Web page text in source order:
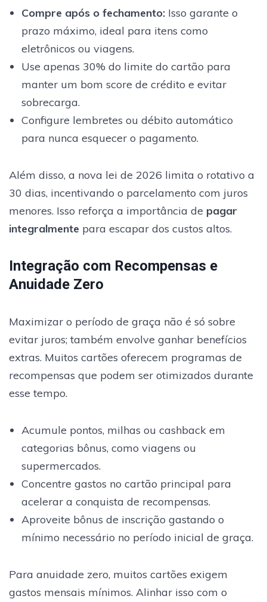
Compre após o fechamento:Isso garante o
prazo máximo, ideal para itens como
eletrônicos ou viagens.
Use apenas 30% do limite do cartão para
manter um bom score de crédito e evitar
sobrecarga.
Configure lembretes ou débito automático
para nunca esquecer o pagamento.
Além disso, a nova lei de 2026 limita o rotativo a
30 dias, incentivando o parcelamento com juros
menores. Isso reforça a importância de pagar
integralmente para escapar dos custos altos.
Integração com Recompensas e
Anuidade Zero
Maximizar o período de graça não é só sobre
evitar juros; também envolve ganhar benefícios
extras. Muitos cartões oferecem programas de
recompensas que podem ser otimizados durante
esse tempo.
Acumule pontos, milhas ou cashback em
categorias bônus, como viagens ou
supermercados.
Concentre gastos no cartão principal para
acelerar a conquista de recompensas.
Aproveite bônus de inscrição gastando o
mínimo necessário no período inicial de graça.
Para anuidade zero, muitos cartões exigem
gastos mensais mínimos. Alinhar isso com o